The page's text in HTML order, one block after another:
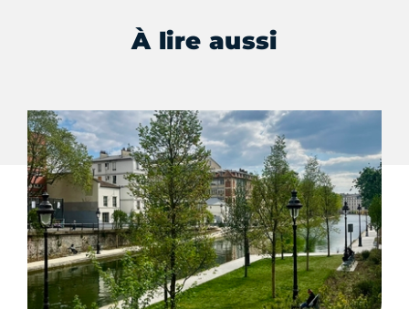
À lire aussi